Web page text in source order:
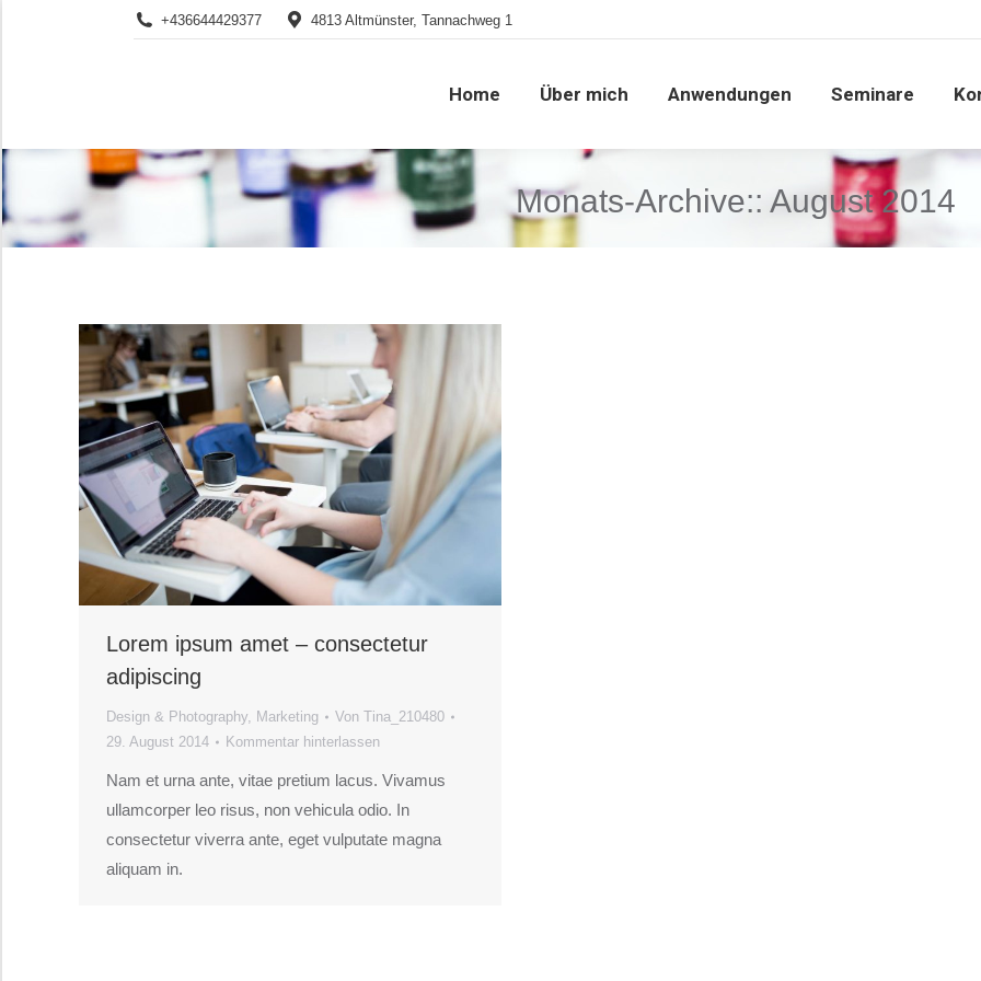
+436644429377 4813 Altmünster, Tannachweg 1
Home Über mich Anwendungen Seminare
Monats-Archive:: August 2014
Lorem ipsum amet – consectetur
adipiscing
Design & Photography, Marketing Von Tina_210480
29. August 2014
Kommentar hinterlassen
Nam et urna ante, vitae pretium lacus. Vivamus
ullamcorper leo risus, non vehicula odio. In
consectetur viverra ante, eget vulputate magna
aliquam in.
Home Über mich Anwendungen Seminare